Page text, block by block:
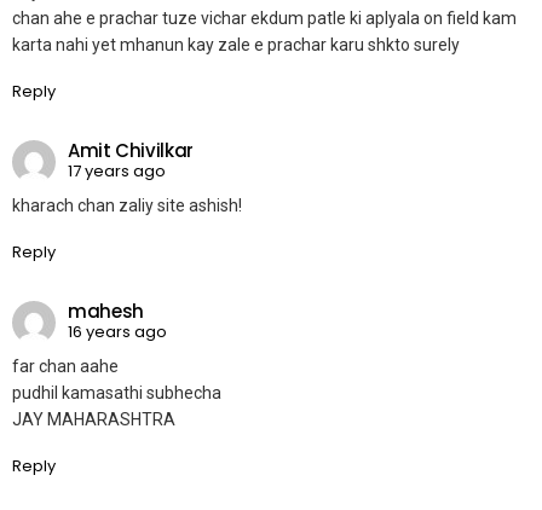
chan ahe e prachar tuze vichar ekdum patle ki aplyala on field kam
karta nahi yet mhanun kay zale e prachar karu shkto surely
Reply
Amit Chivilkar
17 years ago
kharach chan zaliy site ashish!
Reply
mahesh
16 years ago
far chan aahe
pudhil kamasathi subhecha
JAY MAHARASHTRA
Reply